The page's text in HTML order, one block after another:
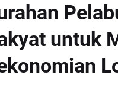
untuk